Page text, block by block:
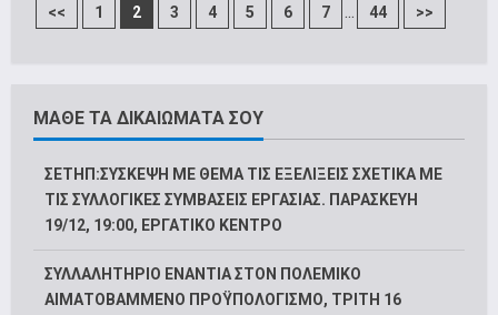
<< 1 2 3 4 5 6 7 ... 44 >>
ΜΑΘΕ ΤΑ ΔΙΚΑΙΩΜΑΤΑ ΣΟΥ
ΣΕΤΗΠ:ΣΥΣΚΕΨΗ ΜΕ ΘΕΜΑ ΤΙΣ ΕΞΕΛΙΞΕΙΣ ΣΧΕΤΙΚΑ ΜΕ
ΤΙΣ ΣΥΛΛΟΓΙΚΕΣ ΣΥΜΒΑΣΕΙΣ ΕΡΓΑΣΙΑΣ. ΠΑΡΑΣΚΕΥΗ
19/12, 19:00, ΕΡΓΑΤΙΚΟ ΚΕΝΤΡΟ
ΣΥΛΛΑΛΗΤΗΡΙΟ ΕΝΑΝΤΙΑ ΣΤΟΝ ΠΟΛΕΜΙΚΟ
ΑΙΜΑΤΟΒΑΜΜΕΝΟ ΠΡΟΫΠΟΛΟΓΙΣΜΟ, ΤΡΙΤΗ 16